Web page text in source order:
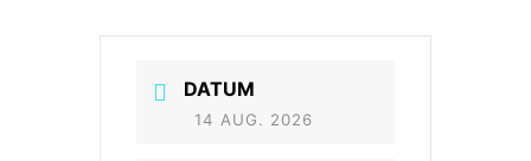
DATUM
14 AUG. 2026